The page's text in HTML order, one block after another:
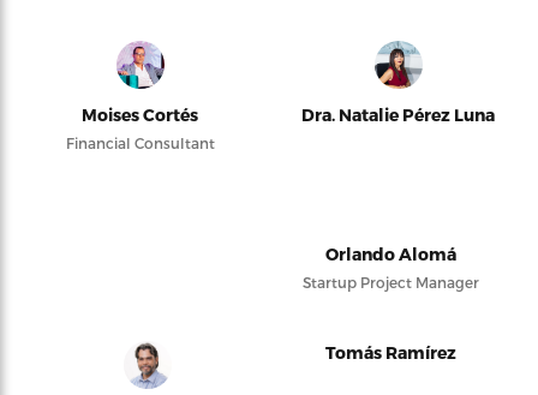
Moises Cortés
Financial Consultant
Dra. Natalie Pérez Luna
Orlando Alomá
Startup Project Manager
Tomás Ramírez